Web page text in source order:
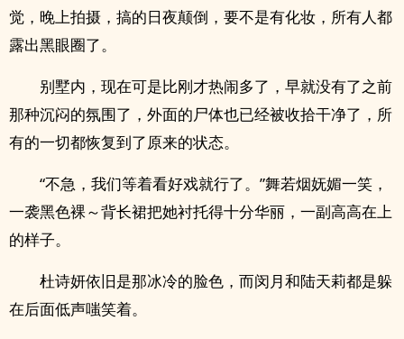
觉，晚上拍摄，搞的日夜颠倒，要不是有化妆，所有人都
露出黑眼圈了。
别墅内，现在可是比刚才热闹多了，早就没有了之前
那种沉闷的氛围了，外面的尸体也已经被收拾干净了，所
有的一切都恢复到了原来的状态。
“不急，我们等着看好戏就行了。”舞若烟妩媚一笑，
一袭黑色裸～背长裙把她衬托得十分华丽，一副高高在上
的样子。
杜诗妍依旧是那冰冷的脸色，而闵月和陆天莉都是躲
在后面低声嗤笑着。